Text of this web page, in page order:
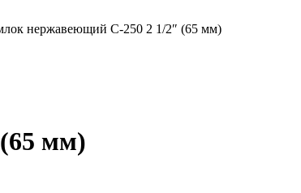
нержавеющий С-250 2 1/2″ (65 мм)
мм)